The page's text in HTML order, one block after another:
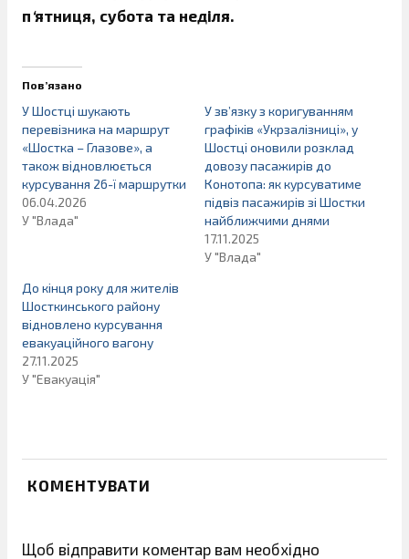
п ‘ятниця, субота та неділя.
Пов’язано
У Шостці шукають
перевізника на маршрут
«Шостка – Глазове», а
також відновлюється
курсування 26-ї маршрутки
06.04.2026
У "Влада"
У зв’язку з коригуванням
графіків «Укрзалізниці», у
Шостці оновили розклад
довозу пасажирів до
Конотопа: як курсуватиме
підвіз пасажирів зі Шостки
найближчими днями
17.11.2025
У "Влада"
До кінця року для жителів
Шосткинського району
відновлено курсування
евакуаційного вагону
27.11.2025
У "Евакуація"
КОМЕНТУВАТИ
Щоб відправити коментар вам необхідно